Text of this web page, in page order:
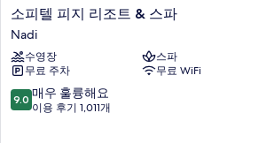
보
기
소
피
텔
피
지
리
조
소피텔 피지 리조트 & 스파
Nadi
수영장
스파
무료 주차
무료 WiFi
10
점
9.0 매우 훌륭해요
이용 후기 1,011개